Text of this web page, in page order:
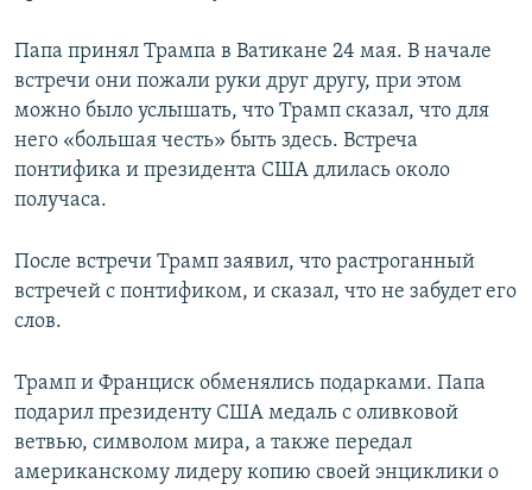
Папа принял Трампа в Ватикане 24 мая. В начале
встречи они пожали руки друг другу, при этом
можно было услышать, что Трамп сказал, что для
него «большая честь» быть здесь. Встреча
понтифика и президента США длилась около
получаса.
После встречи Трамп заявил, что растроганный
встречей с понтификом, и сказал, что не забудет его
слов.
Трамп и Франциск обменялись подарками. Папа
подарил президенту США медаль с оливковой
ветвью, символом мира, а также передал
американскому лидеру копию своей энциклики о